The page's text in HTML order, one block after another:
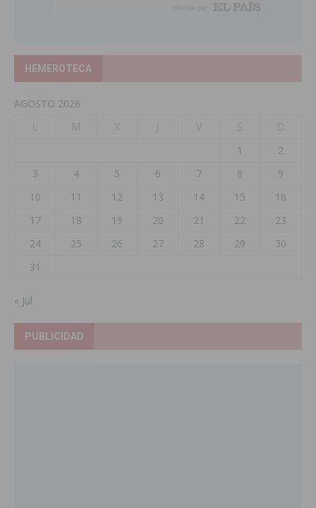
HEMEROTECA
AGOSTO 2026
L
M X J V S
D
1
2
3
4 5 6 7 8
9
10
11 12 13 14 15
16
17
18 19 20 21 22
23
24
25 26 27 28 29
30
31
« Jul
PUBLICIDAD